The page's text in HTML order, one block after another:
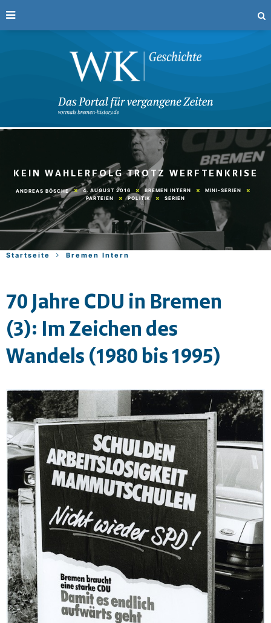
KEIN WAHLERFOLG TROTZ WERFTENKRISE
ANDREAS BÖSCHE 4. AUGUST 2016 BREMEN INTERN
MINI-SERIEN
PARTEIEN
POLITIK SERIEN
Startseite Bremen Intern
70 Jahre CDU in Bremen
(3): Im Zeichen des
Wandels (1980 bis 1995)